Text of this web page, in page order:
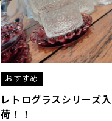
おすすめ
レトログラスシリーズ入
荷！！